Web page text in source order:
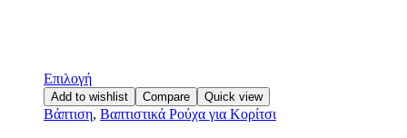
Επιλογή
Add to wishlist Compare Quick view
Βάπτιση, Βαπτιστικά Ρούχα για Κορίτσι